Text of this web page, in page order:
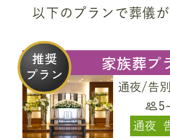
以下のプランで葬儀が
推奨
プラン
家族葬プ
通夜/告
通夜